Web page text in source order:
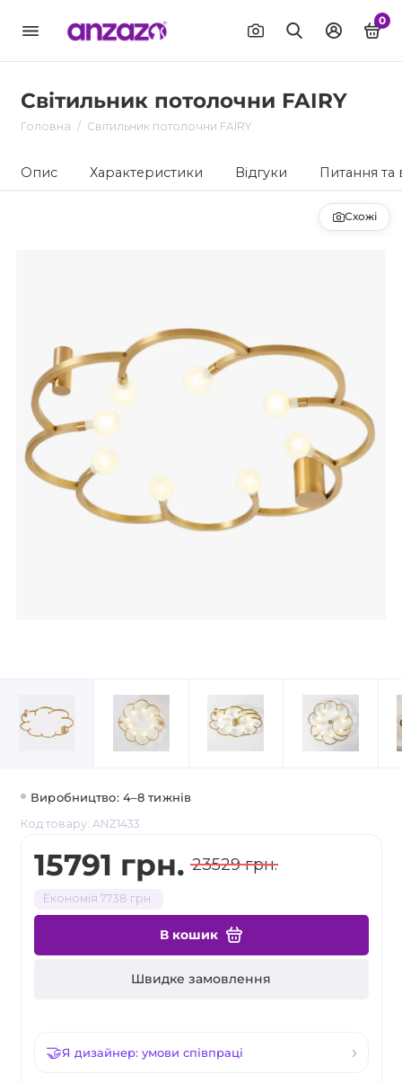
0
Світильник потолочни FAIRY
Головна Світильник потолочни FAIRY
Опис Характеристики Відгуки Питання та
Схожі
Виробництво: 4–8 тижнів
Код товару: ANZ1433
15791 грн. 23529 грн.
Економія 7738 грн.
В кошик
Швидке замовлення
Я дизайнер: умови співпраці